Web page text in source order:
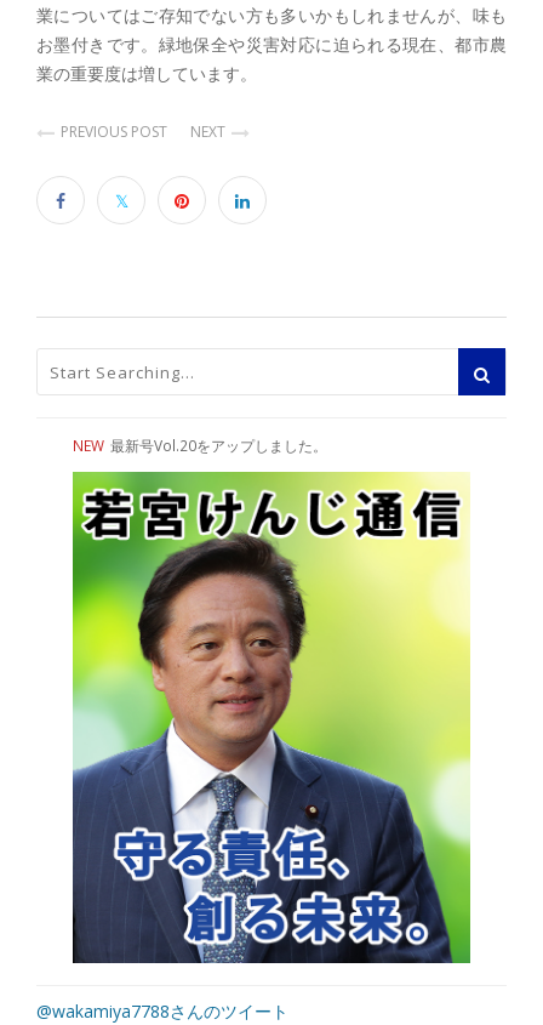
業についてはご存知でない方も多いかもしれませんが、味も
お墨付きです。緑地保全や災害対応に迫られる現在、都市農
業の重要度は増しています。
PREVIOUS POST NEXT
NEW 最新号Vol.20をアップしました。
@wakamiya7788さんのツイート